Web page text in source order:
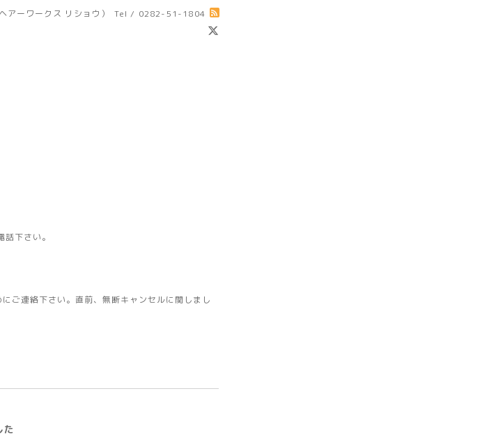
ーワークス リショウ） Tel / 0282-51-1804
下さい。
ご連絡下さい。直前、無断キャンセルに関しまし
た